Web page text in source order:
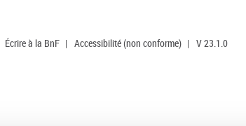
Écrire à la BnF | Accessibilité (non conforme) | V 23.1.0